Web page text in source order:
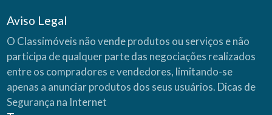
Aviso Legal
O Classimóveis não vende produtos ou serviços e não
participa de qualquer parte das negociações realizados
entre os compradores e vendedores, limitando-se
apenas a anunciar produtos dos seus usuários. Dicas de
Segurança na Internet